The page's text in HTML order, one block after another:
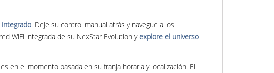
integrado. Deje su control manual atrás y navegue a los
WiFi integrada de su NexStar Evolution yexplore el universo
en el momento basada en su franja horaria y localización. El